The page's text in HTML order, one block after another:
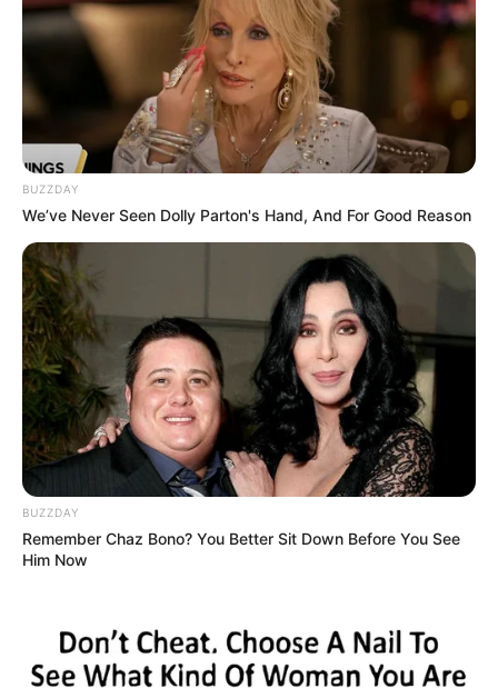
BUZZDAY
We’ve Never Seen Dolly Parton's Hand, And For Good Reason
BUZZDAY
Remember Chaz Bono? You Better Sit Down Before You See
Him Now